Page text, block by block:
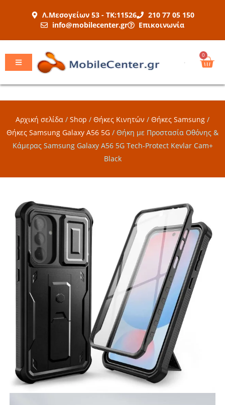
Λ.Μεσογείων 53 - ΤΚ:11526
210 77 05 150
info@mobilecenter.gr
Επικοινωνία
0
Αρχική σελίδα / Shop / Θήκες Κινητών / Θήκες Samsung /
Θήκες Samsung Galaxy A56 5G / Θήκη με Προστασία Οθόνης &
Κάμερας Samsung Galaxy A56 5G Tech-Protect Kevlar Cam+
Black